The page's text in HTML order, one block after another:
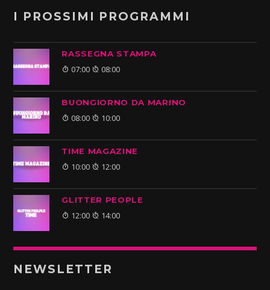
I PROSSIMI PROGRAMMI
RASSEGNA STAMPA
07:00 08:00
BUONGIORNO DA MARINO
08:00 10:00
TIME MAGAZINE
10:00 12:00
GLITTER PEOPLE
12:00 14:00
NEWSLETTER